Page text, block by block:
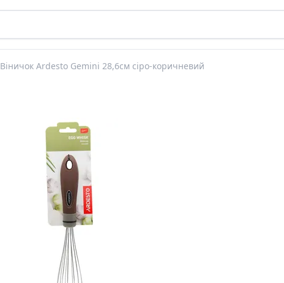
Віничок Ardesto Gemini 28,6см сіро-коричневий